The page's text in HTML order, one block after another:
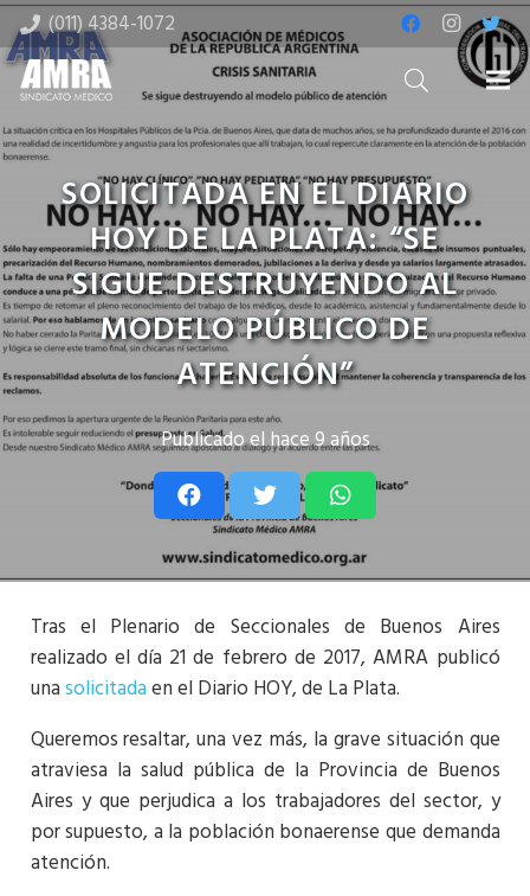
(011) 4384-1072
SOLICITADA EN EL DIARIO
HOY DE LA PLATA: “SE
SIGUE DESTRUYENDO AL
MODELO PÚBLICO DE
ATENCIÓN”
Publicado elhace 9 años
Tras el Plenario de Seccionales de Buenos Aires
realizado el día 21 de febrero de 2017, AMRA publicó
unasolicitadaen el Diario HOY, de La Plata.
Queremos resaltar, una vez más, la grave situación que
atraviesa la salud pública de la Provincia de Buenos
Aires y que perjudica a los trabajadores del sector, y
por supuesto, a la población bonaerense que demanda
atención.